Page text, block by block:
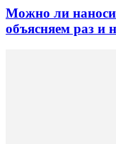
Можно ли
объясняем раз и